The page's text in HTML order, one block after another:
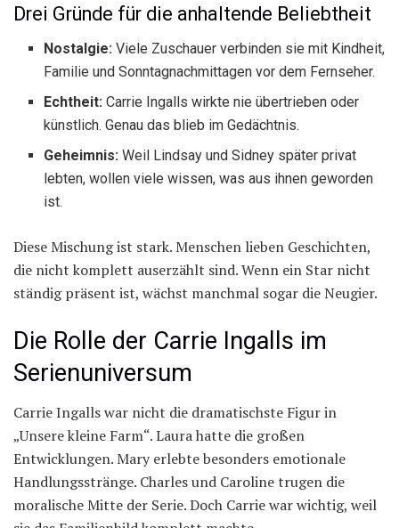
Drei Gründe für die anhaltende Beliebtheit
Nostalgie: Viele Zuschauer verbinden sie mit Kindheit,
Familie und Sonntagnachmittagen vor dem Fernseher.
Echtheit: Carrie Ingalls wirkte nie übertrieben oder
künstlich. Genau das blieb im Gedächtnis.
Geheimnis: Weil Lindsay und Sidney später privat
lebten, wollen viele wissen, was aus ihnen geworden
ist.
Diese Mischung ist stark. Menschen lieben Geschichten,
die nicht komplett auserzählt sind. Wenn ein Star nicht
ständig präsent ist, wächst manchmal sogar die Neugier.
Die Rolle der Carrie Ingalls im
Serienuniversum
Carrie Ingalls war nicht die dramatischste Figur in
„Unsere kleine Farm“. Laura hatte die großen
Entwicklungen. Mary erlebte besonders emotionale
Handlungsstränge. Charles und Caroline trugen die
moralische Mitte der Serie. Doch Carrie war wichtig, weil